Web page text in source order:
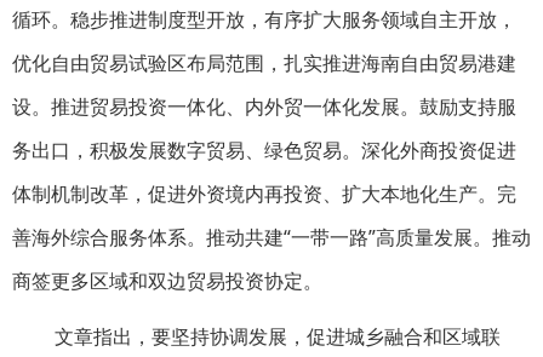
循环。稳步推进制度型开放，有序扩大服务领域自主开放，
优化自由贸易试验区布局范围，扎实推进海南自由贸易港建
设。推进贸易投资一体化、内外贸一体化发展。鼓励支持服
务出口，积极发展数字贸易、绿色贸易。深化外商投资促进
体制机制改革，促进外资境内再投资、扩大本地化生产。完
善海外综合服务体系。推动共建“一带一路”高质量发展。推动
商签更多区域和双边贸易投资协定。
文章指出，要坚持协调发展，促进城乡融合和区域联